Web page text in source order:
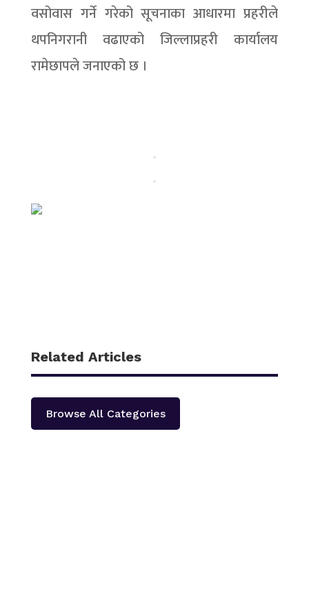
वसोवास गर्ने गरेको सूचनाका आधारमा प्रहरीले
थपनिगरानी वढाएको जिल्लाप्रहरी कार्यालय
रामेछापले जनाएको छ ।
Related Articles
Browse All Categories